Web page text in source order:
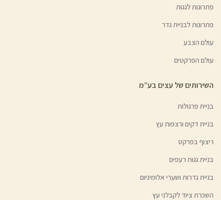
פתרונות לגגות
פתרונות לבניית גדר
עולם הצבע
עולם הפרקטים
השירותים של עצים בע”מ
בניית פרגולות
בניית דקים ורצפות עץ
ריצוף בפרקט
בניית גגות רעפים
בניית גדרות ושערי אלומיניום
השכרת ציוד לקבלני עץ